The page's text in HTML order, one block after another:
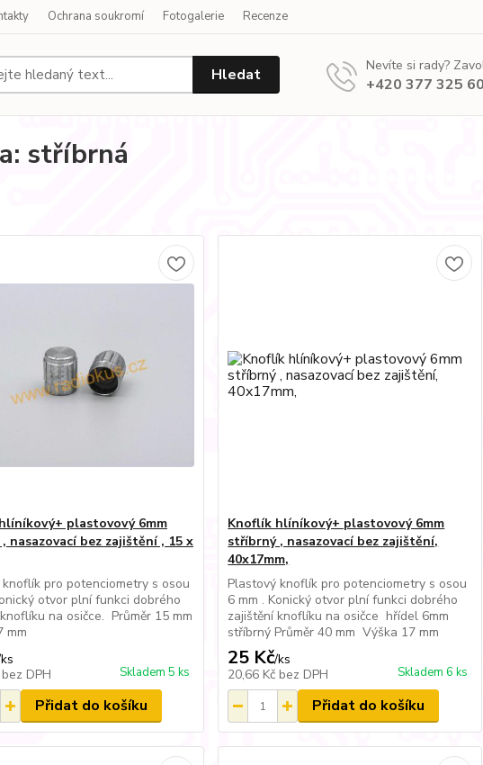
Ochrana soukromí Fotogalerie Recenze
Hledat Nevíte si rady?
+420 377 325
stříbrná
plastovový 6mm
nasazovací bez zajištění , 15 x
pro potenciometry s osou
otvor plní funkci dobrého
na osičce. Průměr 15 mm
mm
ks
bez DPH Skladem 5 ks
Přidat do košíku
Knoflík hlíníkový+ plastovový 6mm
stříbrný , nasazovací bez zajištění,
40x17mm,
Plastový knoflík pro potenciometry s osou
6 mm . Konický otvor plní funkci dobrého
zajištění knoflíku na osičce hřídel 6mm
stříbrný Průměr 40 mm Výška 17 mm
25 Kč/ks
20,66 Kč bez DPH Skladem 6 ks
Přidat do košíku